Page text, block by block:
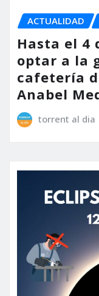
ACTUALIDAD
Hasta el 4
optar a la
cafetería
Anabel
torrent al dia